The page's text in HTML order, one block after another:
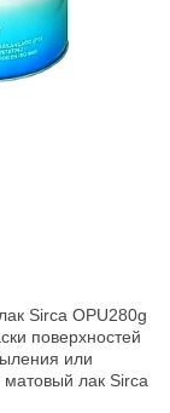
Sirca OPU280g
поверхностей
или
лак Sirca